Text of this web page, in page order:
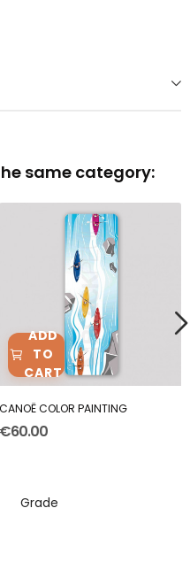
same category:
ADD
TO
CART
CANOË COLOR PAINTING
€60.00
Grade